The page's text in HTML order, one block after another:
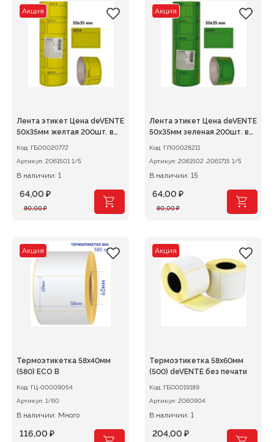
40,00 ₽.
46,00 ₽.
Акция
Лента этикет Цена deVENTE
50х35мм желтая 200шт. в
Код: ГБ00020772
Артикул:
2061501 1/5
В наличии: 1
80,00₽
Первоначальная
80,00 ₽.
64,00 ₽
Текущая
Акция
Лента этикет Цена deVENTE
50х35мм зеленая 200шт. в
Код: ГЛ00028211
Артикул:
2061502 ,2061715 1/5
В наличии: 15
80,00₽
Первоначальная
80,00 ₽.
64,00 ₽
Текущая
Акция
Термоэтикетка 58х40мм
(580) ECO В
Код: ГЦ-00009054
Артикул: 1/60
В наличии: Много
116,00 ₽
Акция
Термоэтикетка 58х60мм
(500) deVENTE без печати
Код: ГБ00019189
Артикул: 2060904
В наличии: 1
204,00 ₽